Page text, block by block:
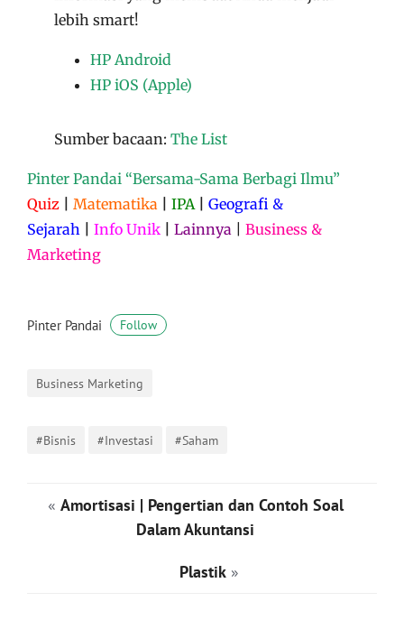
lebih smart!
HP Android
HP iOS (Apple)
Sumber bacaan: The List
Pinter Pandai “Bersama-Sama Berbagi Ilmu”
Quiz
Matematika IPA
Geografi &
Sejarah
Info Unik Lainnya
Business &
Marketing
Pinter Pandai Follow
Business Marketing
#Bisnis #Investasi #Saham
« Amortisasi | Pengertian dan Contoh Soal
Dalam Akuntansi
Plastik»